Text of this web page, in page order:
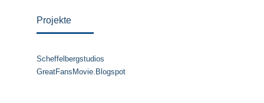
Projekte
Scheffelbergstudios
GreatFansMovie.Blogspot